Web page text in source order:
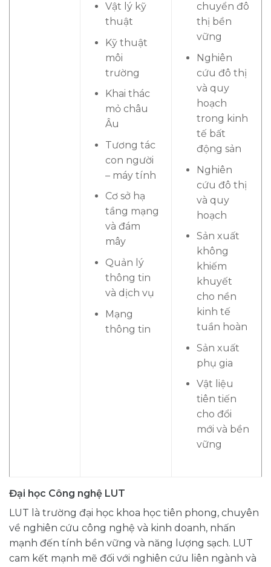
Vật lý kỹ
thuật
Kỹ thuật
môi
trường
Khai thác
mỏ châu
Âu
Tương tác
con người
– máy tính
Cơ sở hạ
tầng mạng
và đám
mây
Quản lý
thông tin
và dịch vụ
Mạng
thông tin
chuyển đô
thị bền
vững
Nghiên
cứu đô thị
và quy
hoạch
trong kinh
tế bất
động sản
Nghiên
cứu đô thị
và quy
hoạch
Sản xuất
không
khiếm
khuyết
cho nền
kinh tế
tuần hoàn
Sản xuất
phụ gia
Vật liệu
tiên tiến
cho đổi
mới và bền
vững
Đại học Công nghệ LUT
LUT là trường đại học khoa học tiên phong, chuyên
về nghiên cứu công nghệ và kinh doanh, nhấn
mạnh đến tính bền vững và năng lượng sạch. LUT
cam kết mạnh mẽ đối với nghiên cứu liên ngành và